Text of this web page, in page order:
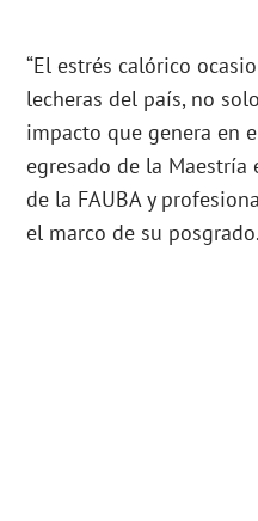
“El estrés calórico
lecheras del país, no
impacto que genera en
egresado de la Maestría
de la FAUBA y
el marco de su posgrado.